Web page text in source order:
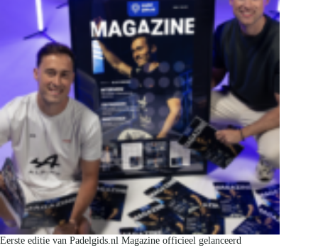
Eerste editie van Padelgids.nl Magazine officieel gelanceerd